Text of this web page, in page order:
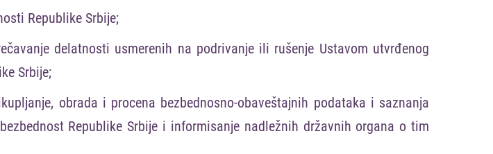
Republike Srbije;
delatnosti usmerenih na podrivanje ili rušenje Ustavom utvrđenog
Srbije;
obrada i procena bezbednosno-obaveštajnih podataka i saznanja
Republike Srbije i informisanje nadležnih državnih organa o tim